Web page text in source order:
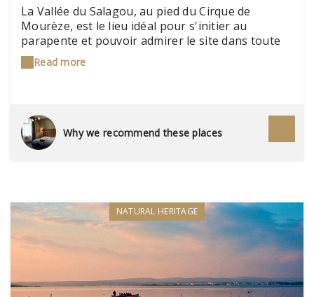
La Vallée du Salagou, au pied du Cirque de
Mourèze, est le lieu idéal pour s'initier au
parapente et pouvoir admirer le site dans toute
sa splendeur. Très attentif à la préservation de
l'environnement, cet établissement permet à
nature admirable mais fragile. Un très bel endroit
pour débuter.
Read more
Why we recommend these places
NATURAL HERITAGE